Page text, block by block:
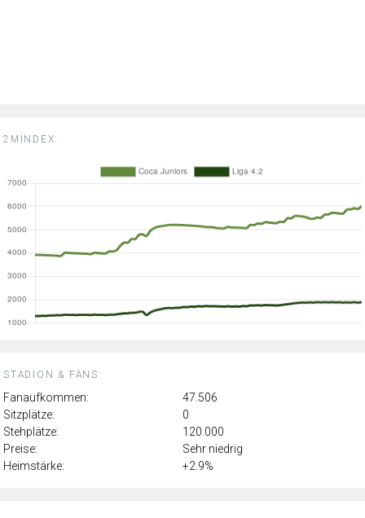
2MINDEX:
STADION & FANS:
Fanaufkommen:
47.506
Sitzplätze:
0
Stehplätze:
120.000
Preise:
Sehr niedrig
Heimstärke:
+2.9%